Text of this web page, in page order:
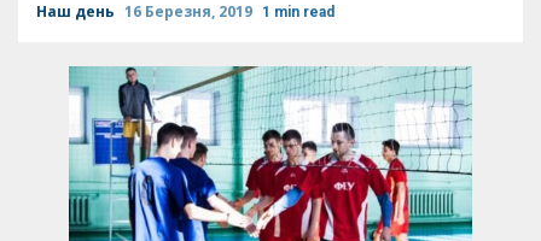
Наш день 16 Березня, 2019 1 min read